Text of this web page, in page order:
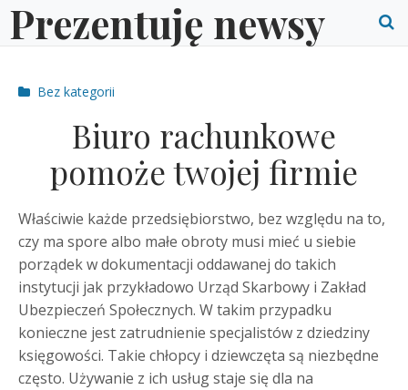
Skip
toPrezentuję newsy
Post
Bez kategorii
Biuro rachunkowe
pomoże twojej firmie
Właściwie każde przedsiębiorstwo, bez względu na to,
czy ma spore albo małe obroty musi mieć u siebie
porządek w dokumentacji oddawanej do takich
instytucji jak przykładowo Urząd Skarbowy i Zakład
Ubezpieczeń Społecznych. W takim przypadku
konieczne jest zatrudnienie specjalistów z dziedziny
księgowości. Takie chłopcy i dziewczęta są niezbędne
często. Używanie z ich usług staje się dla na